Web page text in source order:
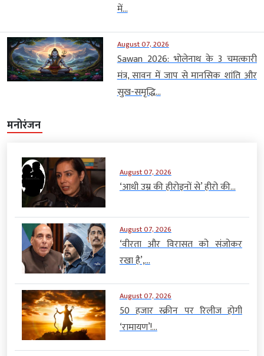
में...
August 07, 2026
Sawan 2026: भोलेनाथ के 3 चमत्कारी
मंत्र, सावन में जाप से मानसिक शांति और
सुख-समृद्धि...
मनोरंजन
August 07, 2026
‘आधी उम्र की हीरोइनों से’ हीरो की...
August 07, 2026
‘वीरता और विरासत को संजोकर
रखा है’,...
August 07, 2026
50 हजार स्क्रीन पर रिलीज होगी
‘रामायण’!...